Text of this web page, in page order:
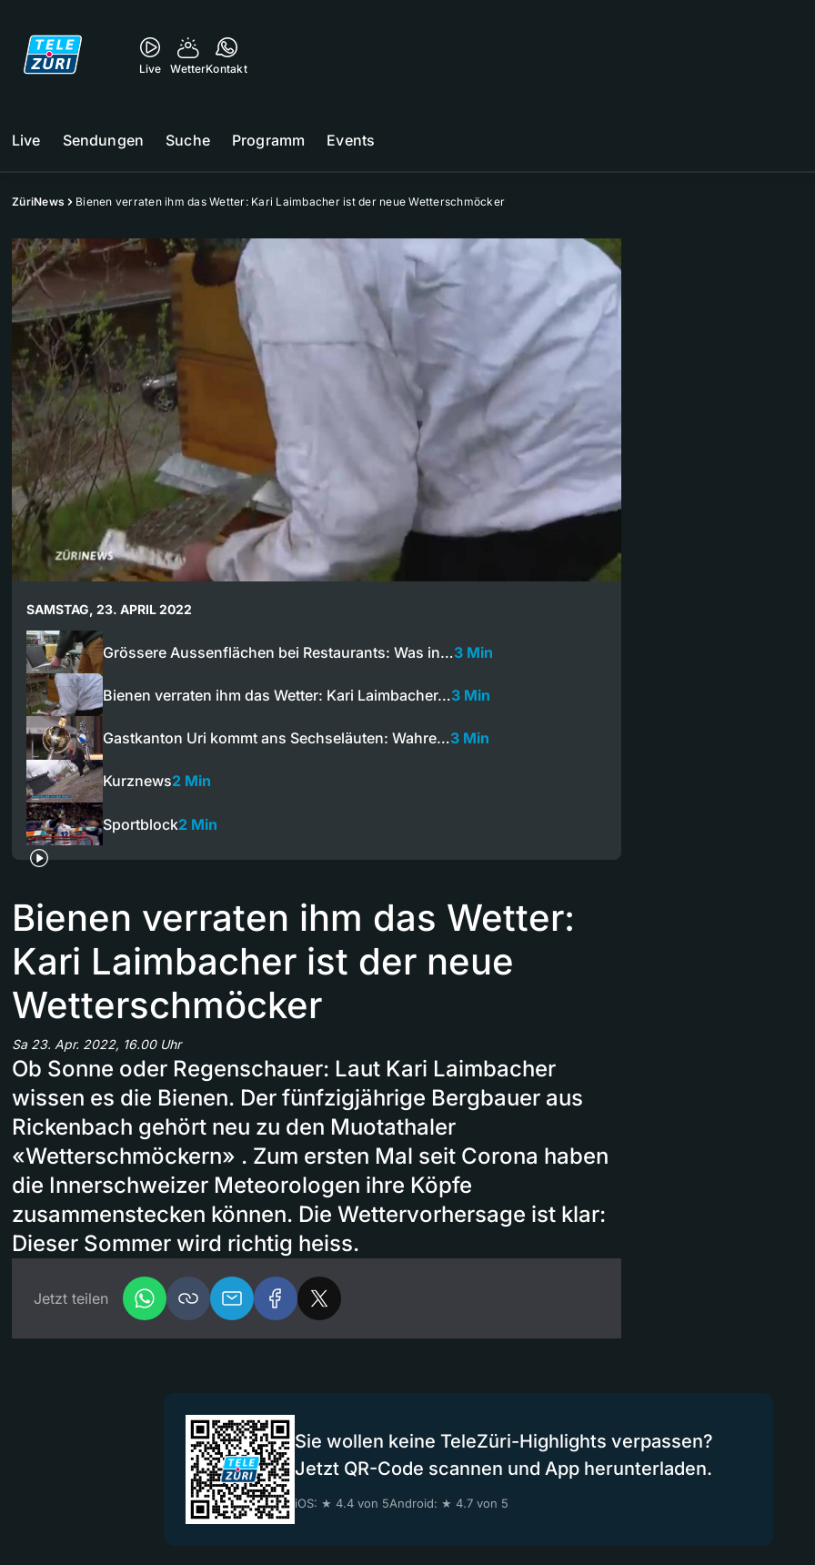
Live WetterKontakt
Live Sendungen Suche Programm Events
ZüriNews Bienen verraten ihm das Wetter: Kari Laimbacher ist der neue Wetterschmöcker
SAMSTAG, 23. APRIL 2022
Grössere Aussenflächen bei Restaurants: Was in…3 Min
Bienen verraten ihm das Wetter: Kari Laimbacher…3 Min
Gastkanton Uri kommt ans Sechseläuten: Wahre…3 Min
Kurznews2 Min
Sportblock2 Min
Bienen verraten ihm das Wetter:
Kari Laimbacher ist der neue
Wetterschmöcker
Sa 23. Apr. 2022, 16.00 Uhr
Ob Sonne oder Regenschauer: Laut Kari Laimbacher
wissen es die Bienen. Der fünfzigjährige Bergbauer aus
Rickenbach gehört neu zu den Muotathaler
«Wetterschmöckern» . Zum ersten Mal seit Corona haben
die Innerschweizer Meteorologen ihre Köpfe
zusammenstecken können. Die Wettervorhersage ist klar:
Dieser Sommer wird richtig heiss.
Jetzt teilen
Sie wollen keine TeleZüri-Highlights verpassen?
Jetzt QR-Code scannen und App herunterladen.
iOS: ★ 4.4 von 5Android: ★ 4.7 von 5